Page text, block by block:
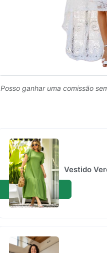
Posso ganhar uma comissão
Vestido